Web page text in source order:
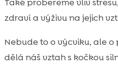

Zdraví a prevence:
ovlivňuje i naše pouto
podpora vztahu:
Purrfect Life
Také probereme vliv
zdraví a výživu na jejich
Nebude to o výcviku, ale
dělá náš vztah s kočkou